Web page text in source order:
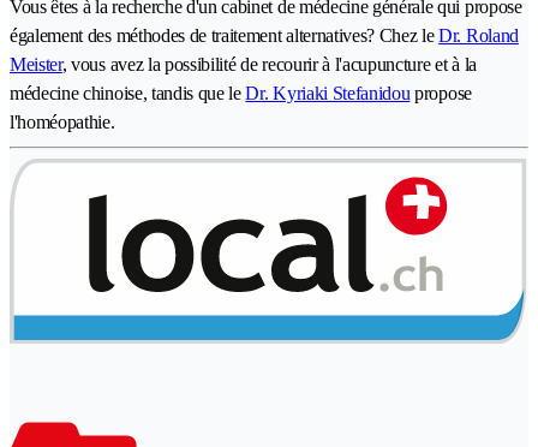
Vous êtes à la recherche d'un cabinet de médecine générale qui propose
également des méthodes de traitement alternatives? Chez leDr. Roland
Meister, vous avez la possibilité de recourir à l'acupuncture et à la
médecine chinoise, tandis que leDr. Kyriaki Stefanidou propose
l'homéopathie.